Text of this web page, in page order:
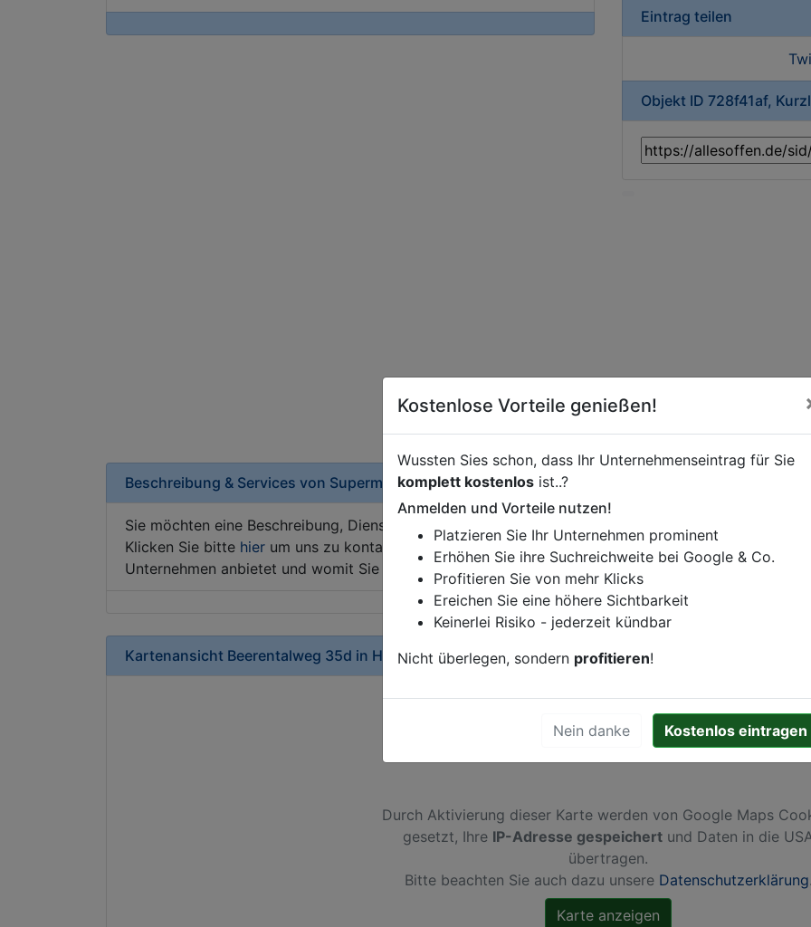
Eintrag teilen
Objekt ID 728f41af,
Beschreibung & Services von Supermarkt
Sie möchten eine Beschreibung, Dienstleistung oder andere relevante Informationen hinzufügen?
Klicken Sie bitte hier um uns zu kontaktieren. Gerne erweitern wir Ihren Firmeneintrag um
Unternehmen anbietet und womit Sie sich von Ihren Wettbewerbern abheben.
Kartenansicht Beerentalweg 35d in Hamburg
Durch Aktivierung dieser Karte werden von Google Maps
gesetzt, Ihre IP-Adresse gespeichert und Daten in die
übertragen.
Bitte beachten Sie auch dazu unsere Datenschutzerklärung
Kostenlose Vorteile genießen!
Wussten Sies schon, dass Ihr Unternehmenseintrag für Sie
komplett kostenlos ist..?
Anmelden und Vorteile nutzen!
Platzieren Sie Ihr Unternehmen prominent
Erhöhen Sie ihre Suchreichweite bei Google & Co.
Profitieren Sie von mehr Klicks
Ereichen Sie eine höhere Sichtbarkeit
Keinerlei Risiko - jederzeit kündbar
Nicht überlegen, sondern profitieren!
Nein danke Kostenlos eintragen